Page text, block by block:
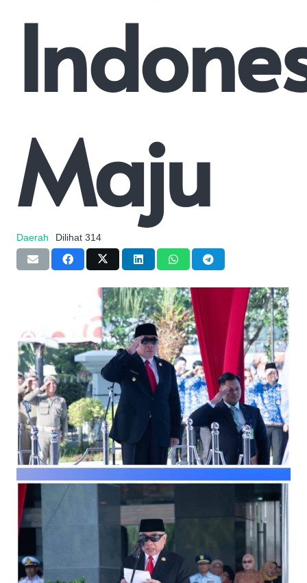
Maju
Daerah Dilihat 314